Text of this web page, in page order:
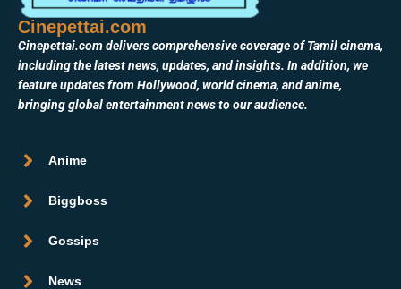
Cinepettai.com
Cinepettai.com delivers comprehensive coverage of Tamil cinema,
including the latest news, updates, and insights. In addition, we
feature updates from Hollywood, world cinema, and anime,
bringing global entertainment news to our audience.
Anime
Biggboss
Gossips
News